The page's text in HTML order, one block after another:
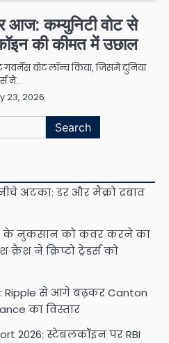
आज: कम्युनिटी वोट से
की कीमत में उछाल
वोट लॉन्च किया, जिसमें दुनिया
ने…
23, 2026
अटका: डर और मैक्रो दबाव
के नुकसान को कवर करने का
ने क्रिप्टो ट्रेडर्स को
Ripple से आगे बढ़कर Canton
का विस्तार
2026: स्टेबलकॉइन पर RBI